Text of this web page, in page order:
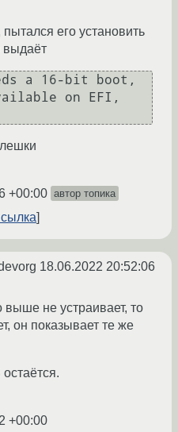
его установить
выдаёт
a 16-bit boot,
on EFI,
+00:00 автор топика
18.06.2022 20:52:06
выше не устраивает, то
он показывает те же
+00:00